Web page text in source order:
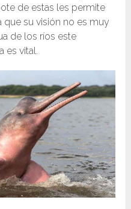
de estas les permite
que su visión no es muy
de los ríos este
es vital.